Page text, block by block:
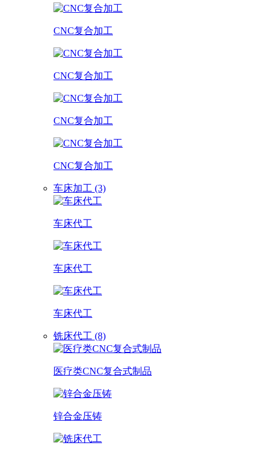
CNC复合加工
CNC复合加工
CNC复合加工
CNC复合加工
车床加工 (3)
车床代工
车床代工
车床代工
铣床代工 (8)
医疗类CNC复合式制品
锌合金压铸